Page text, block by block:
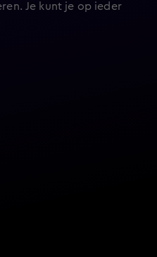
Je kunt je op ieder